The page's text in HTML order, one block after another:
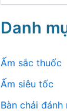
k
m
:
Danh
Ấm sắc thuốc
Ấm siêu tốc
Bàn chải